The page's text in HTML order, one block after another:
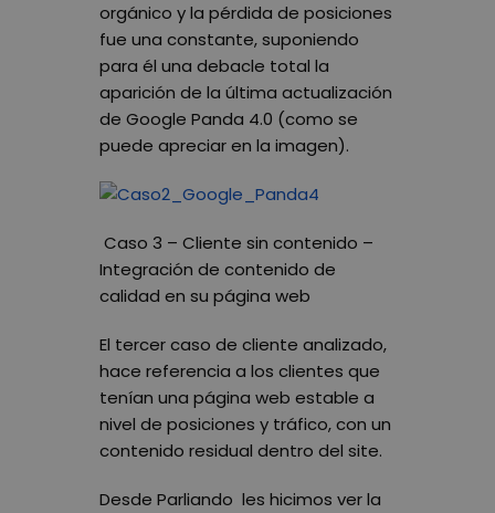
orgánico y la pérdida de posiciones
fue una constante, suponiendo
para él una debacle total la
aparición de la última actualización
de Google Panda 4.0 (como se
puede apreciar en la imagen).
Caso 3 – Cliente sin contenido –
Integración de contenido de
calidad en su página web
El tercer caso de cliente analizado,
hace referencia a los clientes que
tenían una página web estable a
nivel de posiciones y tráfico, con un
contenido residual dentro del site.
Desde Parliando les hicimos ver la